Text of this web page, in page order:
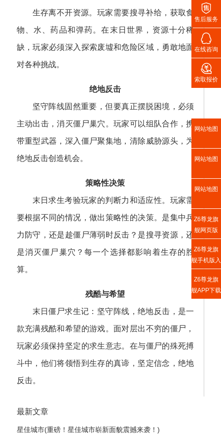
生存离不开资源。玩家需要搜寻补给，获取食
物、水、药品和弹药。在末日世界，资源十分稀
缺，玩家必须深入探索废墟和危险区域，勇敢地面
对各种挑战。
绝地反击
坚守阵线固然重要，但要真正摆脱困境，必须
主动出击，消灭僵尸巢穴。玩家可以组队合作，携
带重型武器，深入僵尸聚集地，清除威胁源头，为
绝地反击创造机会。
策略性决策
末日求生考验玩家的判断力和适应性。玩家需
要根据不同的情况，做出策略性的决策。是集中兵
力防守，还是趁僵尸薄弱时反击？是搜寻资源，还
是消灭僵尸巢穴？每一个选择都影响着生存的胜
算。
残酷与希望
末日僵尸求生记：坚守阵线，绝地反击，是一
款充满残酷和希望的游戏。面对层出不穷的僵尸，
玩家必须保持坚定的求生意志。在与僵尸的殊死搏
斗中，他们将领悟到生存的真谛，坚定信念，绝地
反击。
最新文章
星佳城市(重磅！星佳城市崭新面貌震撼来袭！)

售后服务

在线咨询

索取报价
网站地图
网站地图
网站地图
Z6尊龙旗
舰网页版
Z6尊龙旗
舰手机版入
口
Z6尊龙旗
舰APP下载